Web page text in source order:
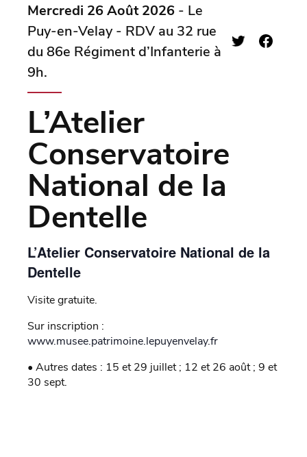
Mercredi 26 Août 2026 - Le
Puy-en-Velay - RDV au 32 rue
du 86e Régiment d’Infanterie à
9h.
L’Atelier
Conservatoire
National de la
Dentelle
L’Atelier Conservatoire National de la
Dentelle
Visite gratuite.
Sur inscription :
www.musee.patrimoine.lepuyenvelay.fr
• Autres dates : 15 et 29 juillet ; 12 et 26 août ; 9 et
30 sept.